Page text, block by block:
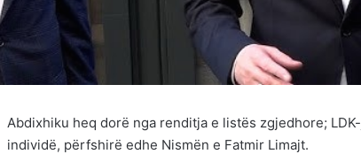
Abdixhiku heq dorë nga renditja e listës zgjedhore;
individë, përfshirë edhe Nismën e Fatmir Limajt.